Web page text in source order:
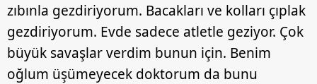
zıbınla gezdiriyorum. Bacakları ve kolları çıplak
gezdiriyorum. Evde sadece atletle geziyor. Çok
büyük savaşlar verdim bunun için. Benim
oğlum üşümeyecek doktorum da bunu